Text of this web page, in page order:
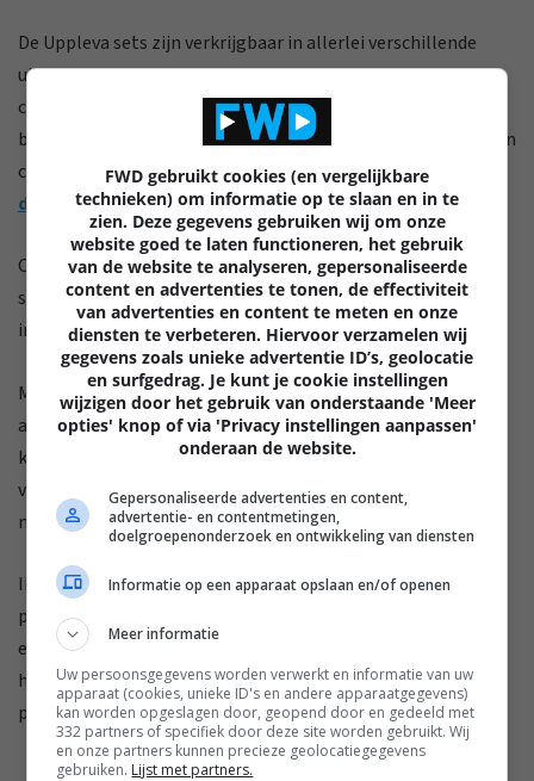
De Uppleva sets zijn verkrijgbaar in allerlei verschillende
uitvoeringen, van een eenvoudig compact meubel tot
combinaties met een volledig wandmeubel. En ook de
bijhorende televisies komen in verschillende maten. Voor een
compleet overzicht van alle uitvoeringen kan je terecht
deze pagina van de Ikea-website.
Onze complete testset is geprijsd op 1.232,50 euro, een erg
scherpe prijs voor een mooi meubel met een perfect
ingebouwd 2.1-audiosysteem, Blu-ray-speler en televisie.
Maar zo'n fors prijsvoordeel tegenover klassieke
alternatieven komt natuurlijk altijd ergens tot uiting. Zo
koester je best geen al te hoge verwachtingen op het vlak
van beeld en geluid, en de ronduit frustrerende bediening
moet je eveneens voor lief nemen.
Ikea's Uppleva-totaaloplossing zou met een iets beter
presterende televisie, een handigere afstandsbediening en
een betere onderlinge integratie tussen de tv en
hometheaterset dan ook stuk beter scoren, zelfs al lag de
prijs dan ietsje hoger.
FWD gebruikt cookies (en vergelijkbare
technieken) om informatie op te slaan en in te
zien. Deze gegevens gebruiken wij om onze
website goed te laten functioneren, het gebruik
van de website te analyseren, gepersonaliseerde
content en advertenties te tonen, de effectiviteit
van advertenties en content te meten en onze
diensten te verbeteren. Hiervoor verzamelen wij
gegevens zoals unieke advertentie ID’s, geolocatie
en surfgedrag. Je kunt je cookie instellingen
wijzigen door het gebruik van onderstaande 'Meer
opties' knop of via 'Privacy instellingen aanpassen'
onderaan de website.
Gepersonaliseerde advertenties en content,
advertentie- en contentmetingen,
doelgroepenonderzoek en ontwikkeling van diensten
Informatie op een apparaat opslaan en/of openen
Meer informatie
Uw persoonsgegevens worden verwerkt en informatie van uw
apparaat (cookies, unieke ID's en andere apparaatgegevens)
kan worden opgeslagen door, geopend door en gedeeld met
332 partners of specifiek door deze site worden gebruikt. Wij
en onze partners kunnen precieze geolocatiegegevens
gebruiken. Lijst met partners.